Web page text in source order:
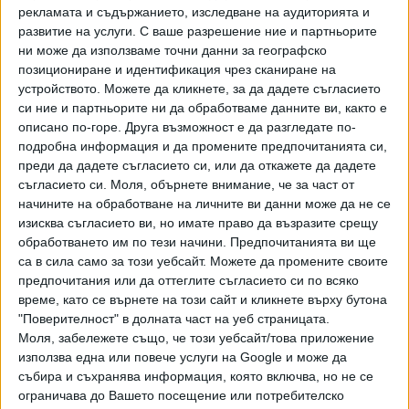
рекламата и съдържанието, изследване на аудиторията и
развитие на услуги. С ваше разрешение ние и партньорите
ни може да използваме точни данни за географско
позициониране и идентификация чрез сканиране на
устройството. Можете да кликнете, за да дадете съгласието
си ние и партньорите ни да обработваме данните ви, както е
описано по-горе. Друга възможност е да разгледате по-
подробна информация и да промените предпочитанията си,
преди да дадете съгласието си, или да откажете да дадете
съгласието си. Моля, обърнете внимание, че за част от
начините на обработване на личните ви данни може да не се
изисква съгласието ви, но имате право да възразите срещу
обработването им по тези начини. Предпочитанията ви ще
са в сила само за този уебсайт. Можете да промените своите
предпочитания или да оттеглите съгласието си по всяко
време, като се върнете на този сайт и кликнете върху бутона
"Поверителност" в долната част на уеб страницата.
Моля, забележете също, че този уебсайт/това приложение
използва една или повече услуги на Google и може да
събира и съхранява информация, която включва, но не се
ограничава до Вашето посещение или потребителско
за места, които през 2021 г. ще се работи, тя посочи:
бул. „Първа Българска армия“, ул. „Кукуш“, тунела за
„Люлин“, тунела на НДК, бул. „Царица Йоанна“ заедно с
трамвайния път, ул. „Чепинско шосе“.
За поредна година Фандъкова отличи "влизането в
кварталите" като приоритет на бюджета на Столична
община. За изграждане и ремонт на тротоари и
квартални улици в София се предвиждат 50 млн. лв. През
2020 г. сумата по същото перо бе със 7 млн. по-малко,
като в хода на годината тя бе намалена допълнително
заради пандемията. Днес Фандъкова заяви, че чрез
новия бюджет намалението се компенсира. Според нея
кметове на райони, които както и през 2020 г. ще имат
общо 10 млн. лв. за реализиране на собствени
проекти, инвестират най-вече в ремонт на тротоари,
оформяне на паркинги и квартални улици.
Фандъкова обърна специално внимание на планирани